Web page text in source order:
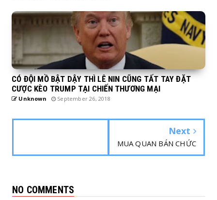
CÓ ĐỘI MỒ BẬT DẬY THÌ LÊ NIN CŨNG TẤT TAY ĐẶT
CƯỢC KÈO TRUMP TẠI CHIẾN THƯƠNG MẠI
Unknown September 26, 2018
Next
MUA QUAN BÁN CHỨC
NO COMMENTS